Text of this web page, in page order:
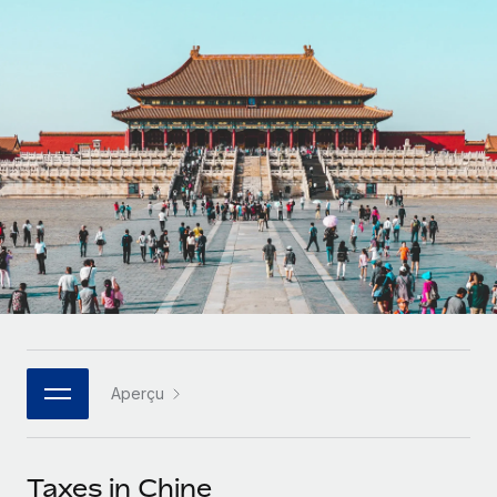
Intégrez et gérez vos freelances partout dans le monde
PEO
Sous-traitez les opérations complexes liées à l’emploi
INFRASTRUCTURE
Intégration Remote
Intégrez vos RH aux flux de travail en toute simplicité
Plateforme
Connecter
Nouveau
Connectez n'importe quel outil d’IA à Remote grâce à
notre MCP
Intégrations
Examinez notre service par rapport aux autres
CROISSANCE
Start-ups
Des solutions agiles et internationales pour les RH et la
paie des entreprises en pleine croissance
Entreprises intermédiaires
Développez vos équipes avec des solutions RH sur
mesure
Entreprise
Les RH à l’international pour les grandes entreprises
Partenaires stratégiques de la tech
Calculateur de paiement des freelances
Découvrez les devises disponibles et les vitesses de
paiement pour vos freelances internationaux
APPRENDRE AVEC REMOTE
Recherche et guides
Études de cas
Checklists et modèles
Descriptions de postes
Deutsch
Español
Italiano
Português (Portugal)
日本語
한국어
Aperçu
Taxes in Chine